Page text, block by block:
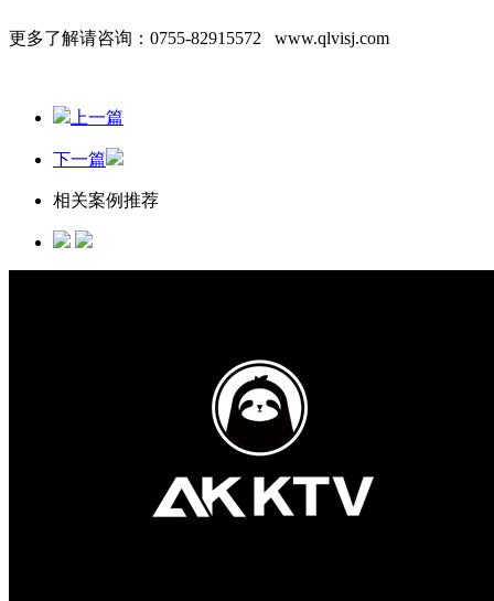
更多了解请咨询：0755-82915572 www.qlvisj.com
上一篇
下一篇
相关案例推荐